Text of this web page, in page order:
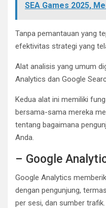
SEA Games 2025,
Tanpa pemantauan yang
efektivitas strategi yang
Alat analisis yang umum
Analytics dan Google
Kedua alat ini memiliki
bersama-sama mereka
tentang bagaimana
Anda.
– Google
Google Analytics
dengan pengunjung,
per sesi, dan sumber trafik.